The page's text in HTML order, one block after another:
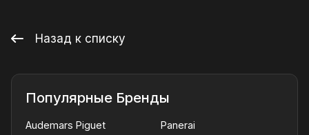
Назад к списку
Популярные Бренды
Audemars Piguet
Panerai